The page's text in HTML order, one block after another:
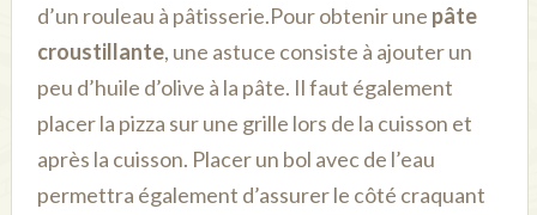
d’un rouleau à pâtisserie.Pour obtenir une pâte
croustillante, une astuce consiste à ajouter un
peu d’huile d’olive à la pâte. Il faut également
placer la pizza sur une grille lors de la cuisson et
après la cuisson. Placer un bol avec de l’eau
permettra également d’assurer le côté craquant